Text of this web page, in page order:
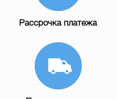
Рассрочка платежа